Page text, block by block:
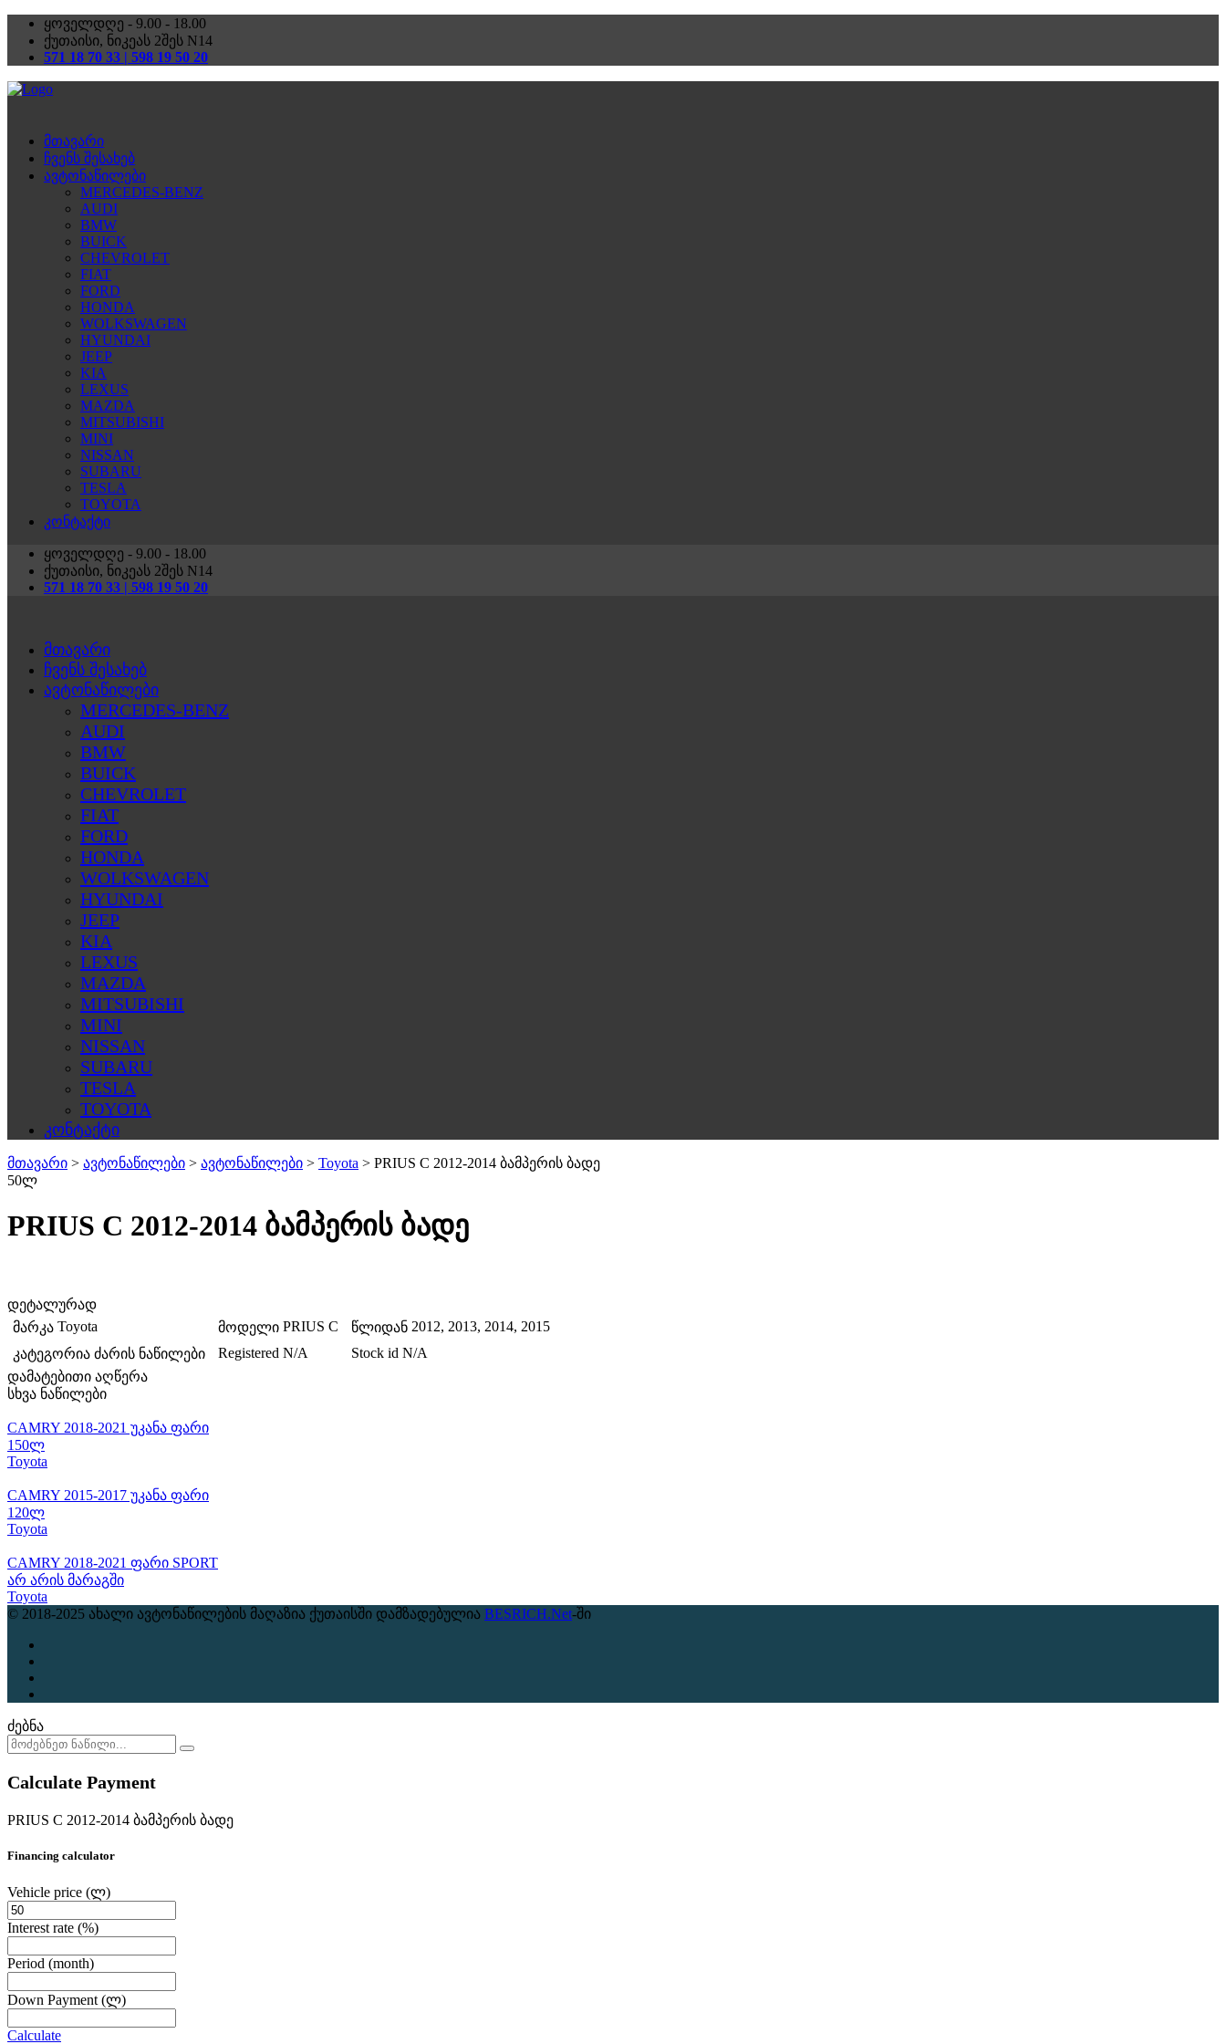
ყოველდღე - 9.00 - 18.00
ქუთაისი, ნიკეას 2შეს N14
571 18 70 33 | 598 19 50 20
მთავარი
ჩვენს შესახებ
ავტონაწილები
MERCEDES-BENZ
AUDI
BMW
BUICK
CHEVROLET
FIAT
FORD
HONDA
WOLKSWAGEN
HYUNDAI
JEEP
KIA
LEXUS
MAZDA
MITSUBISHI
MINI
NISSAN
SUBARU
TESLA
TOYOTA
კონტაქტი
ყოველდღე - 9.00 - 18.00
ქუთაისი, ნიკეას 2შეს N14
571 18 70 33 | 598 19 50 20
მთავარი
ჩვენს შესახებ
ავტონაწილები
MERCEDES-BENZ
AUDI
BMW
BUICK
CHEVROLET
FIAT
FORD
HONDA
WOLKSWAGEN
HYUNDAI
JEEP
KIA
LEXUS
MAZDA
MITSUBISHI
MINI
NISSAN
SUBARU
TESLA
TOYOTA
კონტაქტი
მთავარი > ავტონაწილები > ავტონაწილები > Toyota > PRIUS C 2012-2014 ბამპერის ბადე
50ლ
PRIUS C 2012-2014 ბამპერის ბადე
დეტალურად
მარკა Toyota მოდელი PRIUS C წლიდან 2012, 2013, 2014, 2015
კატეგორია ძარის ნაწილები Registered N/A Stock id N/A
დამატებითი აღწერა
სხვა ნაწილები
CAMRY 2018-2021 უკანა ფარი
150ლ
Toyota
CAMRY 2015-2017 უკანა ფარი
120ლ
Toyota
CAMRY 2018-2021 ფარი SPORT
არ არის მარაგში
Toyota
© 2018-2025 ახალი ავტონაწილების მაღაზია ქუთაისში დამზადებულია BESRICH.Net-ში
ძებნა
Calculate Payment
PRIUS C 2012-2014 ბამპერის ბადე
Financing calculator
Vehicle price (ლ)
Interest rate (%)
Period (month)
Down Payment (ლ)
Calculate